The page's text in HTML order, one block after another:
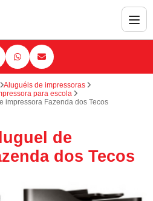
Aluguéis de impressoras
para escola
impressora Fazenda dos Tecos
de
dos Tecos